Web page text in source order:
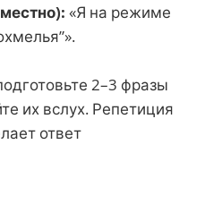
«Я на режиме
2–3 фразы
их вслух. Репетиция
ответ